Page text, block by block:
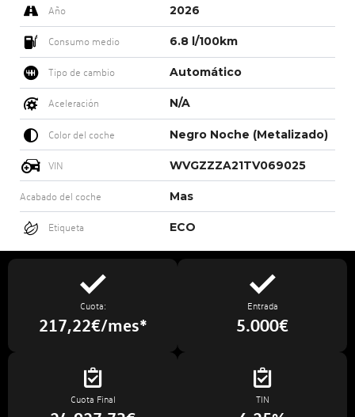
Año 2026
Consumo medio 6.8 l/100km
Tipo de cambio Automático
Aceleración N/A
Color del coche Negro Noche (Metalizado)
VIN WVGZZZA21TV069025
Acabado del coche Mas
Etiqueta ECO
Cuota:
217,22€/mes*
Entrada
5.000€
Cuota Final TIN